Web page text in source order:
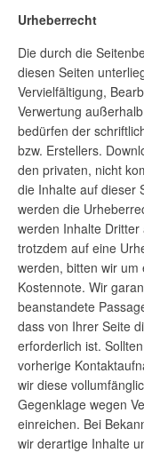
Urheberrecht
Die durch die
diesen Seiten
Vervielfältigung,
Verwertung
bedürfen der
bzw. Erstellers.
den privaten, nicht
die Inhalte auf dieser
werden die
werden Inhalte
trotzdem auf eine
werden, bitten wir
Kostennote. Wir
beanstandete
dass von Ihrer Seite
erforderlich ist.
vorherige
wir diese
Gegenklage wegen
einreichen. Bei
wir derartige Inhalte